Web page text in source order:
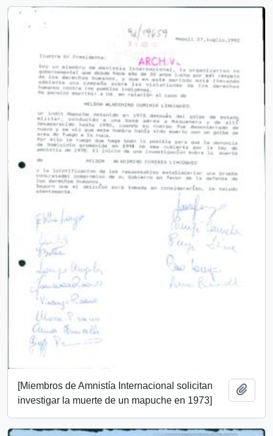
[Miembros de Amnistía Internacional solicitan
investigar la muerte de un mapuche en 1973]